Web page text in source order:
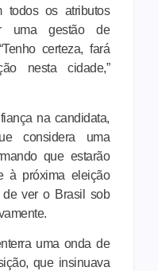
todos os atributos
uma gestão de
certeza, fará
nesta cidade,”
na candidata,
considera uma
que estarão
à próxima eleição
de ver o Brasil sob
uma onda de
que insinuava